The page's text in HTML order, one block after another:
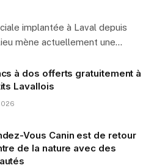
implantée à Laval depuis
mène actuellement une…
à dos offerts gratuitement à
Lavallois
Vous Canin est de retour
de la nature avec des